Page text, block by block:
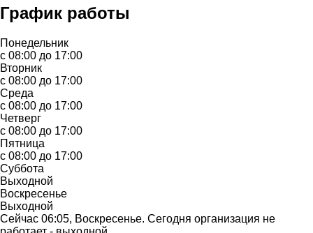
График работы
Понедельник
с 08:00 до 17:00
Вторник
с 08:00 до 17:00
Среда
с 08:00 до 17:00
Четверг
с 08:00 до 17:00
Пятница
с 08:00 до 17:00
Суббота
Выходной
Воскресенье
Выходной
Сейчас 06:05, Воскресенье. Сегодня организация не